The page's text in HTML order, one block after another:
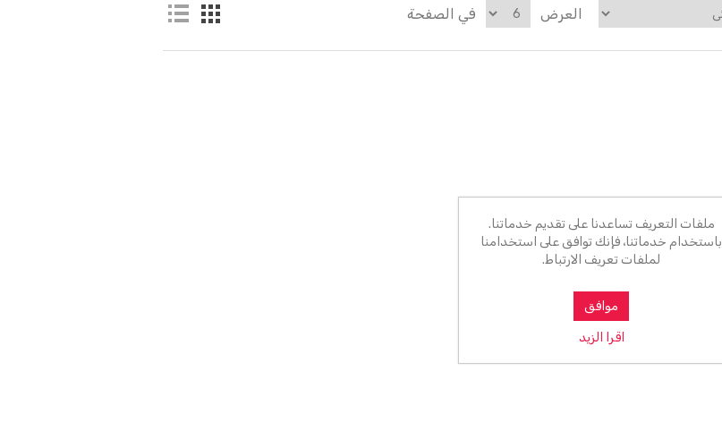
العرض في الصفحة
ملفات التعريف تساعدنا على تقديم خدماتنا.
باستخدام خدماتنا، فإنك توافق على استخدامنا
لملفات تعريف الارتباط.
موافق
اقرا الزيد